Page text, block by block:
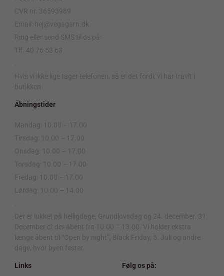
CVR nr. 36593989
Email: hej@vegagarn.dk
Ring eller send SMS til os på:
Tlf. 40 76 53 63
Hvis vi ikke lige tager telefonen, så er det fordi, vi har travlt i
butikken.
Åbningstider
Mandag: 10.00 – 17.00
Tirsdag: 10.00 – 17.00
Onsdag: 10.00 – 17.00
Torsdag: 10.00 – 17.00
Fredag: 10.00 – 17.00
Lørdag: 10.00 – 14.00
Der er lukket på helligdage, Grundlovsdag og 24. december. 31.
December er der åbent fra 10.00 – 13.00. Vi holder ekstra
længe åbent til “Open by night”, Black Friday, 5. Juli og andre
dage, hvor byen fester.
Links Følg os på: